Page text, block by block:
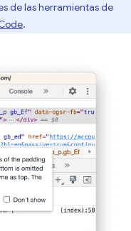
de las herramientas de
.